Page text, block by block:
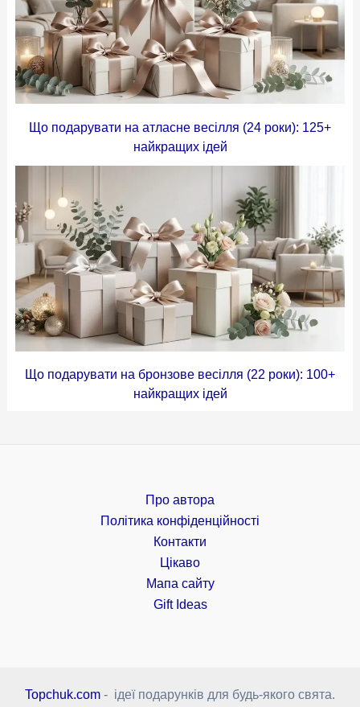
Що подарувати на атласне весілля (24 роки): 125+
найкращих ідей
Що подарувати на бронзове весілля (22 роки): 100+
найкращих ідей
Про автора
Політика конфіденційності
Контакти
Цікаво
Мапа сайту
Gift Ideas
Topchuk.com - ідеї подарунків для будь-якого свята.